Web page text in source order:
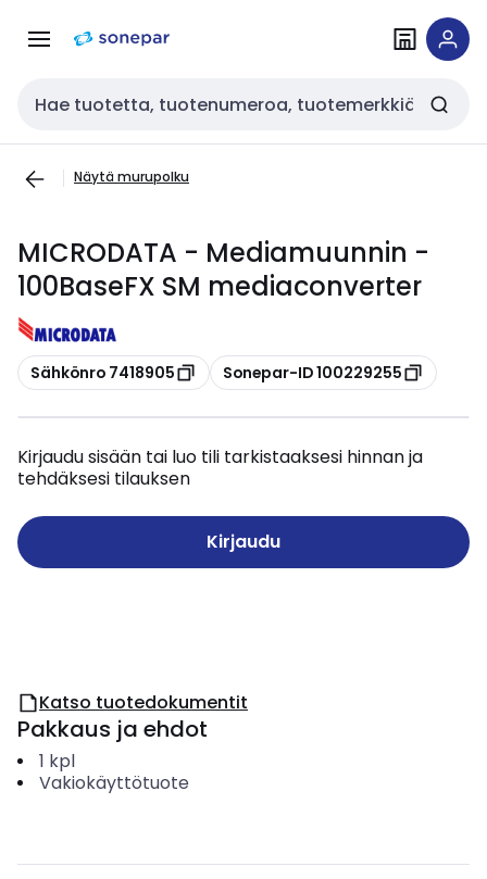
navigointiinsisältöön
Haku
Näytä murupolku
MICRODATA - Mediamuunnin -
100BaseFX SM mediaconverter
Kopioi
Sähkönro 7418905 Kopioi
Sonepar-ID 100229255
Kirjaudu sisään tai luo tili tarkistaaksesi hinnan ja
tehdäksesi tilauksen
Kirjaudu
Katso tuotedokumentit
Pakkaus ja ehdot
1 kpl
Vakiokäyttötuote